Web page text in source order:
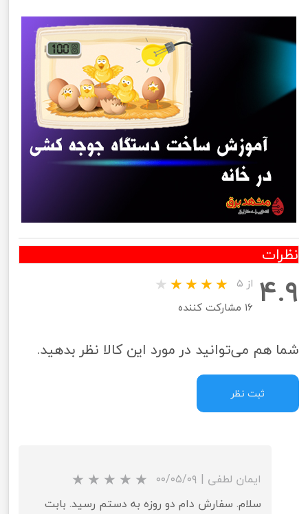
نظرات
۴.۹ از ۵
۱۶ مشارکت کننده
شما هم می‌توانید در مورد این کالا نظر بدهید.
ثبت نظر
ایمان لطفی | ۰۰/۰۵/۰۹
سلام. سفارش دام دو روزه به دستم رسید. بابت